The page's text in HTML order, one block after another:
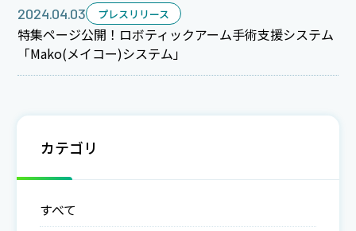
2024.04.03 プレスリリース
特集ページ公開！ロボティックアーム手術支援システム
「Mako(メイコー)システム」
カテゴリ
すべて